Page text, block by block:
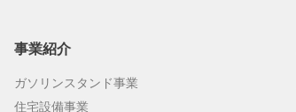
事業紹介
ガソリンスタンド事業
住宅設備事業